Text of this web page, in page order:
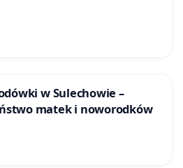
w Sulechowie –
matek i noworodków